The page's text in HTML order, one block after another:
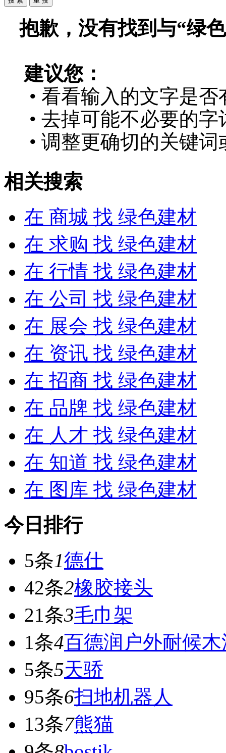
抱歉，没有找到与“绿
建议您：
• 看看输入的文字是否
• 去掉可能不必要的字
• 调整更确切的关键
相关搜索
在 商城 找 绿色建材
在 求购 找 绿色建材
在 行情 找 绿色建材
在 公司 找 绿色建材
在 展会 找 绿色建材
在 资讯 找 绿色建材
在 招商 找 绿色建材
在 品牌 找 绿色建材
在 人才 找 绿色建材
在 知道 找 绿色建材
在 图库 找 绿色建材
今日排行
5条1德仕
42条2橡胶接头
21条3毛巾架
1条4百德润户外耐候木
5条5天骄
95条6扫地机器人
13条7熊猫